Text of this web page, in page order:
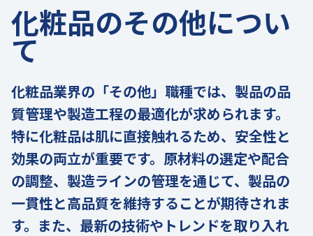
化粧品のその他につい
て
化粧品業界の「その他」職種では、製品の品
質管理や製造工程の最適化が求められます。
特に化粧品は肌に直接触れるため、安全性と
効果の両立が重要です。原材料の選定や配合
の調整、製造ラインの管理を通じて、製品の
一貫性と高品質を維持することが期待されま
す。また、最新の技術やトレンドを取り入れ